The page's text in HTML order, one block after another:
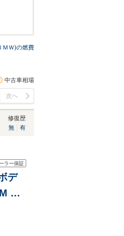
ＭＷ)の燃費
中古車相場
次へ
修復歴
無
有
ラー保証
デ
カ